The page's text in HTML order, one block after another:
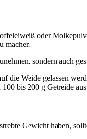
oder
machen
sondern auch
die Weide gelassen
bis 200 g Getreide aus.
Gewicht haben,